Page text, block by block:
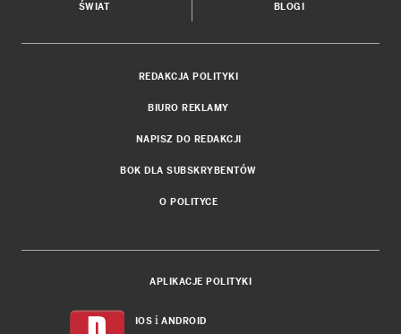
ŚWIAT BLOGI
REDAKCJA POLITYKI
BIURO REKLAMY
NAPISZ DO REDAKCJI
BOK DLA SUBSKRYBENTÓW
O POLITYCE
APLIKACJE POLITYKI
IOS i ANDROID